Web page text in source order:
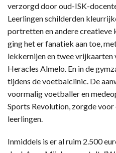
verzorgd door oud-ISK-
Leerlingen schilderden
portretten en andere creatieve
ging het er fanatiek aan toe,
lekkernijen en twee vrijkaarten
Heracles Almelo. En in de
tijdens de voetbalclinic. De
voormalig voetballer en
Sports Revolution, zorgde
leerlingen.
Inmiddels is er al ruim 2.500